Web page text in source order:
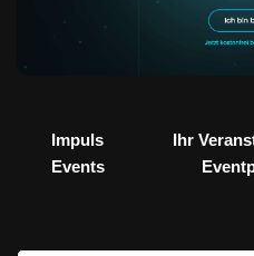
Impuls
Events
Ihr